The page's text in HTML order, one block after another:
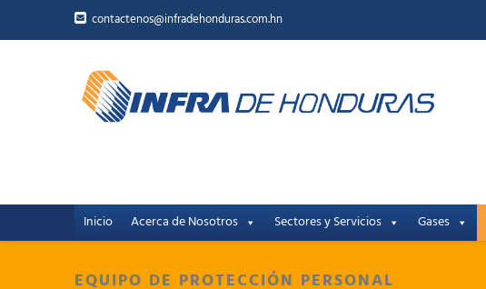
contactenos@infradehonduras.com.hn
Inicio Acerca de Nosotros Sectores y Servicios Gases
EQUIPO DE PROTECCIÓN PERSONAL